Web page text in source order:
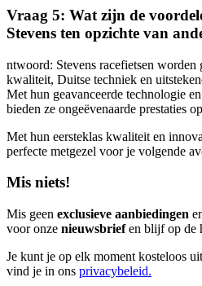
Vraag 5: Wat zijn de
Stevens ten opzichte van
ntwoord: Stevens racefietsen
kwaliteit, Duitse techniek en
Met hun geavanceerde technologie
bieden ze ongeëvenaarde prestaties
Met hun eersteklas kwaliteit en
perfecte metgezel voor je volgende
Mis niets!
Mis geen exclusieve aanbiedingen
voor onze nieuwsbriefen blijf op de
Je kunt je op elk moment kosteloos
vind je in ons privacybeleid.